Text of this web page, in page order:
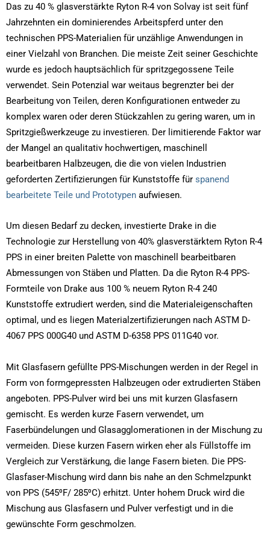
Das zu 40 % glasverstärkte Ryton R-4 von Solvay ist seit fünf
Jahrzehnten ein dominierendes Arbeitspferd unter den
technischen PPS-Materialien für unzählige Anwendungen in
einer Vielzahl von Branchen. Die meiste Zeit seiner Geschichte
wurde es jedoch hauptsächlich für spritzgegossene Teile
verwendet. Sein Potenzial war weitaus begrenzter bei der
Bearbeitung von Teilen, deren Konfigurationen entweder zu
komplex waren oder deren Stückzahlen zu gering waren, um in
Spritzgießwerkzeuge zu investieren. Der limitierende Faktor war
der Mangel an qualitativ hochwertigen, maschinell
bearbeitbaren Halbzeugen, die die von vielen Industrien
geforderten Zertifizierungen für Kunststoffe für spanend
bearbeitete Teile und Prototypen aufwiesen.
Um diesen Bedarf zu decken, investierte Drake in die
Technologie zur Herstellung von 40% glasverstärktem Ryton R-4
PPS in einer breiten Palette von maschinell bearbeitbaren
Abmessungen von Stäben und Platten. Da die Ryton R-4 PPS-
Formteile von Drake aus 100 % neuem Ryton R-4 240
Kunststoffe extrudiert werden, sind die Materialeigenschaften
optimal, und es liegen Materialzertifizierungen nach ASTM D-
4067 PPS 000G40 und ASTM D-6358 PPS 011G40 vor.
Mit Glasfasern gefüllte PPS-Mischungen werden in der Regel in
Form von formgepressten Halbzeugen oder extrudierten Stäben
angeboten. PPS-Pulver wird bei uns mit kurzen Glasfasern
gemischt. Es werden kurze Fasern verwendet, um
Faserbündelungen und Glasagglomerationen in der Mischung zu
vermeiden. Diese kurzen Fasern wirken eher als Füllstoffe im
Vergleich zur Verstärkung, die lange Fasern bieten. Die PPS-
Glasfaser-Mischung wird dann bis nahe an den Schmelzpunkt
von PPS (545⁰F/ 285⁰C) erhitzt. Unter hohem Druck wird die
Mischung aus Glasfasern und Pulver verfestigt und in die
gewünschte Form geschmolzen.